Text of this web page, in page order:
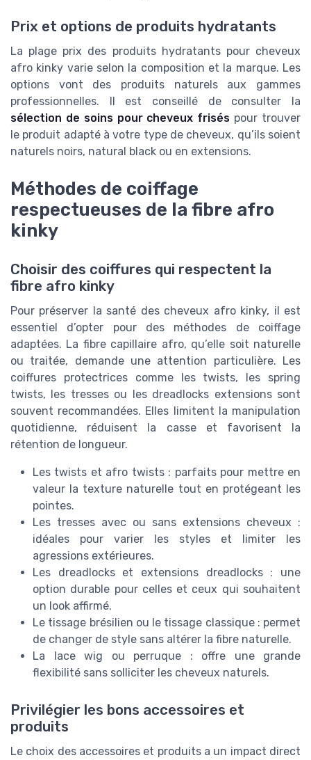
Prix et options de produits hydratants
La plage prix des produits hydratants pour cheveux
afro kinky varie selon la composition et la marque. Les
options vont des produits naturels aux gammes
professionnelles. Il est conseillé de consulter la
sélection de soins pour cheveux frisés pour trouver
le produit adapté à votre type de cheveux, qu’ils soient
naturels noirs, natural black ou en extensions.
Méthodes de coiffage
respectueuses de la fibre afro
kinky
Choisir des coiffures qui respectent la
fibre afro kinky
Pour préserver la santé des cheveux afro kinky, il est
essentiel d’opter pour des méthodes de coiffage
adaptées. La fibre capillaire afro, qu’elle soit naturelle
ou traitée, demande une attention particulière. Les
coiffures protectrices comme les twists, les spring
twists, les tresses ou les dreadlocks extensions sont
souvent recommandées. Elles limitent la manipulation
quotidienne, réduisent la casse et favorisent la
rétention de longueur.
Les twists et afro twists : parfaits pour mettre en
valeur la texture naturelle tout en protégeant les
pointes.
Les tresses avec ou sans extensions cheveux :
idéales pour varier les styles et limiter les
agressions extérieures.
Les dreadlocks et extensions dreadlocks : une
option durable pour celles et ceux qui souhaitent
un look affirmé.
Le tissage brésilien ou le tissage classique : permet
de changer de style sans altérer la fibre naturelle.
La lace wig ou perruque : offre une grande
flexibilité sans solliciter les cheveux naturels.
Privilégier les bons accessoires et
produits
Le choix des accessoires et produits a un impact direct